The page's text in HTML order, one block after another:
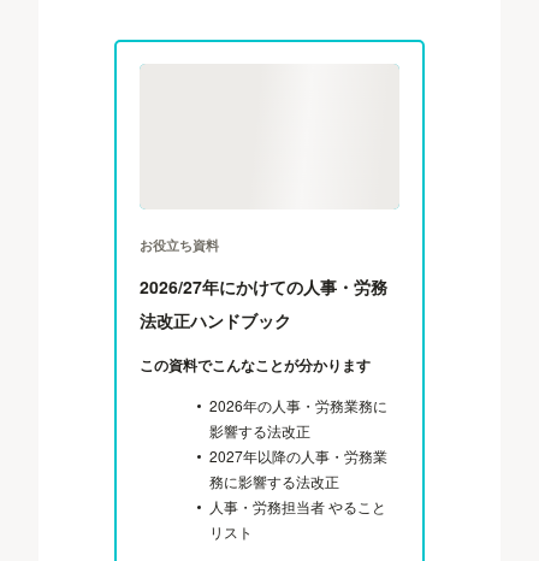
お役立ち資料
2026/27年にかけての人事・労務
法改正ハンドブック
この資料でこんなことが分かります
2026年の人事・労務業務に
影響する法改正
2027年以降の人事・労務業
務に影響する法改正
人事・労務担当者 やること
リスト